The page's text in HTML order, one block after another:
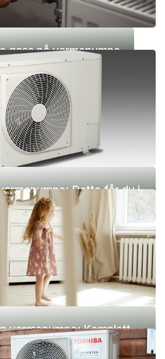
gass på varmepumpe
Dette får du i
varmepumpe: Komplett
og ulemper)